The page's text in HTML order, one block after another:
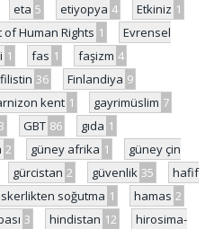
eta 5 etiyopya 4 Etkiniz 1
Human Rights 1
Evrensel
1 fas 1 faşizm 4
filistin 36 Finlandiya 9
kent 1 gayrimüslim 7
GBT 86 gıda 1
2 güney afrika 1
güney çin
gürcistan 2 güvenlik 35
hafif
soğutma 1 hamas 2
3 hindistan 12
hirosima-